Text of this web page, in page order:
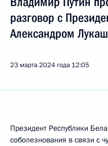
разговор с
Александром
23 марта 2024 года 12:05
Президент Республики
соболезнования в связи с